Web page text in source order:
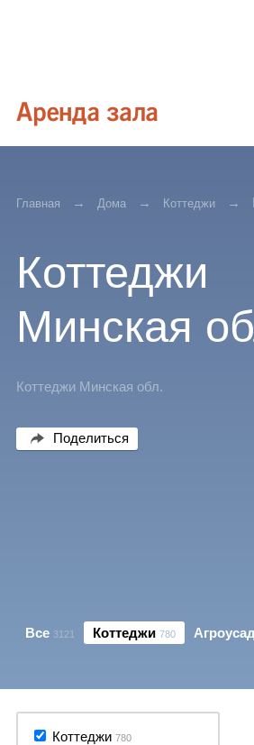
Главная Дома Коттеджи
Коттеджи
Минская
Коттеджи Минская обл.
Поделиться
Все 3121 Коттеджи 780
Коттеджи 780